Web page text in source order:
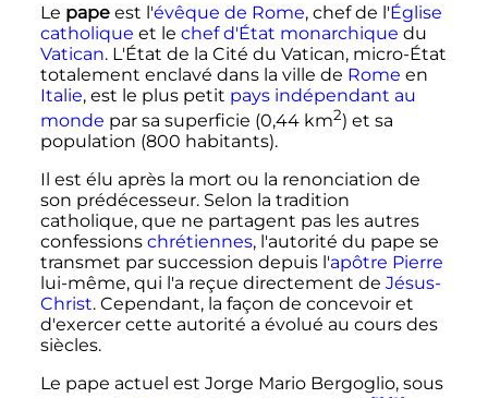
Le papeest l'évêque de Rome, chef de l'Église
catholique et le chef d'État monarchique du
Vatican. L'État de la Cité du Vatican, micro-État
totalement enclavé dans la ville de Rome en
Italie, est le plus petit pays indépendant au
monde par sa superficie (0,44 km2) et sa
population (800 habitants).
Il est élu après la mort ou la renonciation de
son prédécesseur. Selon la tradition
catholique, que ne partagent pas les autres
confessions chrétiennes, l'autorité du pape se
transmet par succession depuis l'apôtre Pierre
lui-même, qui l'a reçue directement de Jésus-
Christ. Cependant, la façon de concevoir et
d'exercer cette autorité a évolué au cours des
siècles.
Le pape actuel est Jorge Mario Bergoglio, sous